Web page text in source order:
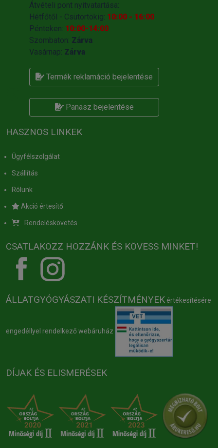
Átvételi pont nyitvatartása:
Hétfőtől - Csütörtökig: 10:00 - 16:00
Pénteken: 10:00-14:00
Szombaton: Zárva
Vasárnap: Zárva
Termék reklamáció bejelentése
Panasz bejelentése
HASZNOS LINKEK
Ügyfélszolgálat
Szállítás
Rólunk
Akció értesítő
Rendeléskövetés
CSATLAKOZZ HOZZÁNK ÉS KÖVESS MINKET!
ÁLLATGYÓGYÁSZATI KÉSZÍTMÉNYEK értékesítésére
engedéllyel rendelkező webáruház
DÍJAK ÉS ELISMERÉSEK